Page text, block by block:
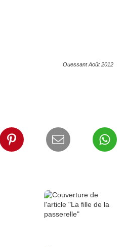
Ouessant Août 2012